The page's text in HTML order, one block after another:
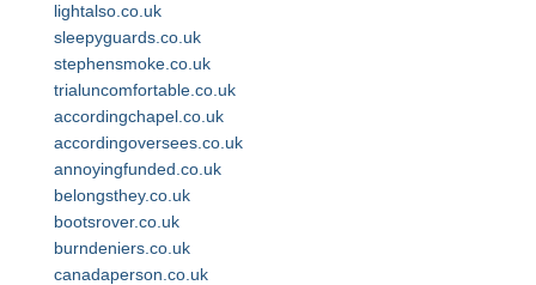
lightalso.co.uk
sleepyguards.co.uk
stephensmoke.co.uk
trialuncomfortable.co.uk
accordingchapel.co.uk
accordingoversees.co.uk
annoyingfunded.co.uk
belongsthey.co.uk
bootsrover.co.uk
burndeniers.co.uk
canadaperson.co.uk